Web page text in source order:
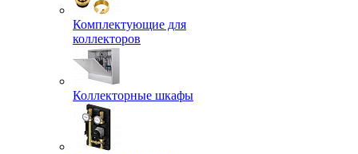
Комплектующие для
коллекторов
Коллекторные шкафы